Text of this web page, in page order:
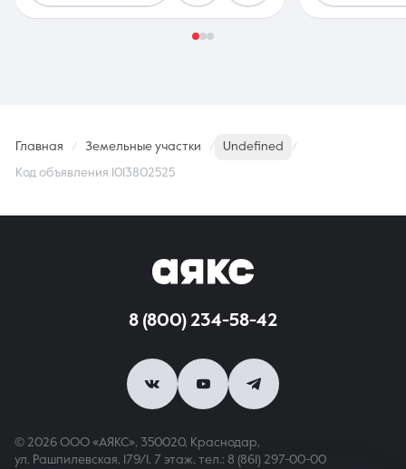
Главная Земельные участки Undefined
Код объявления 1013802525
8 (800) 234-58-42
© 2026 ООО «АЯКС», 350020, Краснодар,
ул. Рашпилевская, 179/1, 7 этаж, тел.: 8 (861) 297-00-00